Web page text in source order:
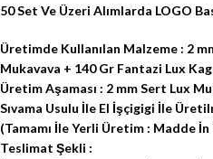
50 Set Ve Üzeri Alımlarda LOGO
Üretimde Kullanılan Malzeme : 2
Mukavava + 140 Gr Fantazi Lux
Üretim Aşaması : 2 mm Sert Lux
Sıvama Usulu İle El İşçigigi İle
(Tamamı İle Yerli Üretim : Madde
Teslimat Şekli :